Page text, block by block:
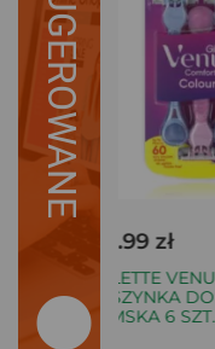
SUGEROWANE
.99 zł
GILLETTE
MASZYNKA DO
DAMSKA 6 SZT.